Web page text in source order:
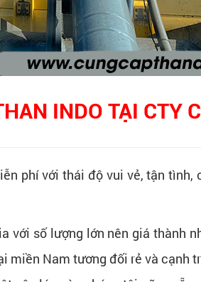
INDO TẠI CTY
phí với thái độ vui vẻ, tận
với số lượng lớn nên giá thành
miền Nam tương đối rẻ và cạnh